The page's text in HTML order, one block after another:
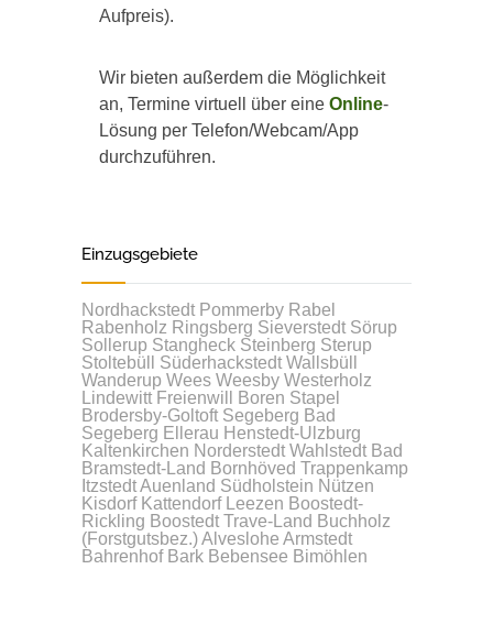
Aufpreis).
Wir bieten außerdem die Möglichkeit
an, Termine virtuell über eine Online-
Lösung per Telefon/Webcam/App
durchzuführen.
Einzugsgebiete
Nordhackstedt Pommerby Rabel
Rabenholz Ringsberg Sieverstedt Sörup
Sollerup Stangheck Steinberg Sterup
Stoltebüll
Süderhackstedt Wallsbüll
Wanderup Wees Weesby Westerholz
Lindewitt Freienwill Boren Stapel
Brodersby-Goltoft Segeberg Bad
Segeberg Ellerau Henstedt-Ulzburg
Kaltenkirchen Norderstedt Wahlstedt Bad
Bramstedt-Land Bornhöved Trappenkamp
ItzstedtAuenland Südholstein Nützen
Kisdorf Kattendorf Leezen Boostedt-
Rickling Boostedt Trave-Land Buchholz
(Forstgutsbez.)Alveslohe Armstedt
Bahrenhof Bark Bebensee Bimöhlen